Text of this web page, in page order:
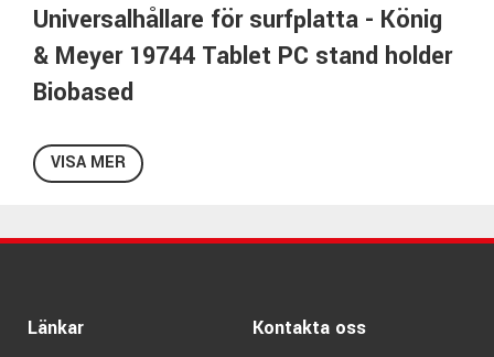
Universalhållare för surfplatta - König
& Meyer 19744 Tablet PC stand holder
Biobased
Passar tablet som är 158 - 280mm x 150 - 430mm och en
tjocklek upp till 18mm.
3/8"-gänga.
Specifikationer 19744:
VISA MER
Länkar Kontakta oss